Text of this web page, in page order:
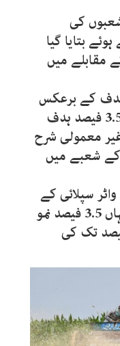
کی
بتایا گیا
مقابلے میں
نے 4.7 فیصد ہدف کے برعکس
6.6 فیصد اور بڑی صنعتوں نے 3.5 فیصد ہدف
فیصد کی غیر معمولی شرح
کے شعبے میں
سپلائی کے
شعبے کو شدید دھچکہ لگا جہاں 3.5 فیصد نمو
کے مقابلے میں 10 فیصد تک کی